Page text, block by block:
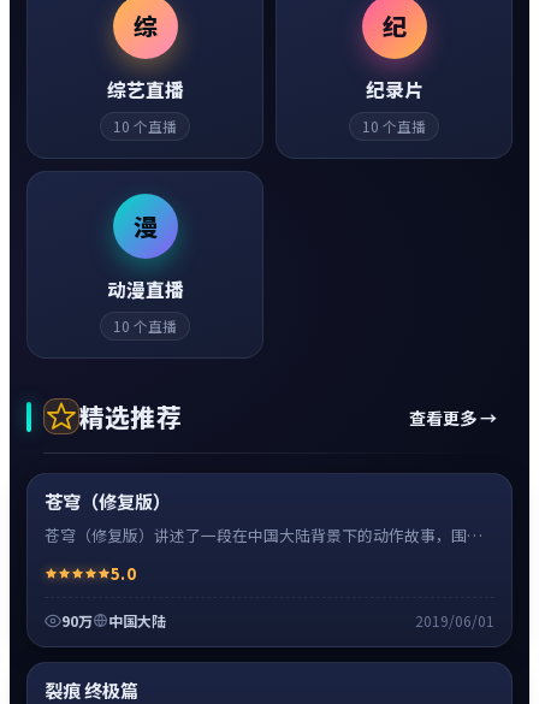
综
综艺直播
10 个直播
纪
纪录片
10 个直播
漫
动漫直播
10 个直播
精选推荐 查看更多 →
超清4K
动作
苍穹（修复版）
苍穹（修复版）讲述了一段在中国大陆背景下的动作故事，围绕
紧凑、情绪克制。
5.0
90万 中国大陆 2019/06/01
超清4K
裂痕 终极篇